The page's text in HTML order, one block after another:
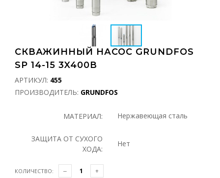
СКВАЖИННЫЙ НАСОС GRUNDFOS
SP 14-15 3X400В
АРТИКУЛ: 455
ПРОИЗВОДИТЕЛЬ: GRUNDFOS
МАТЕРИАЛ: Нержавеющая сталь
ЗАЩИТА ОТ СУХОГО
ХОДА:
Нет
КОЛИЧЕСТВО: